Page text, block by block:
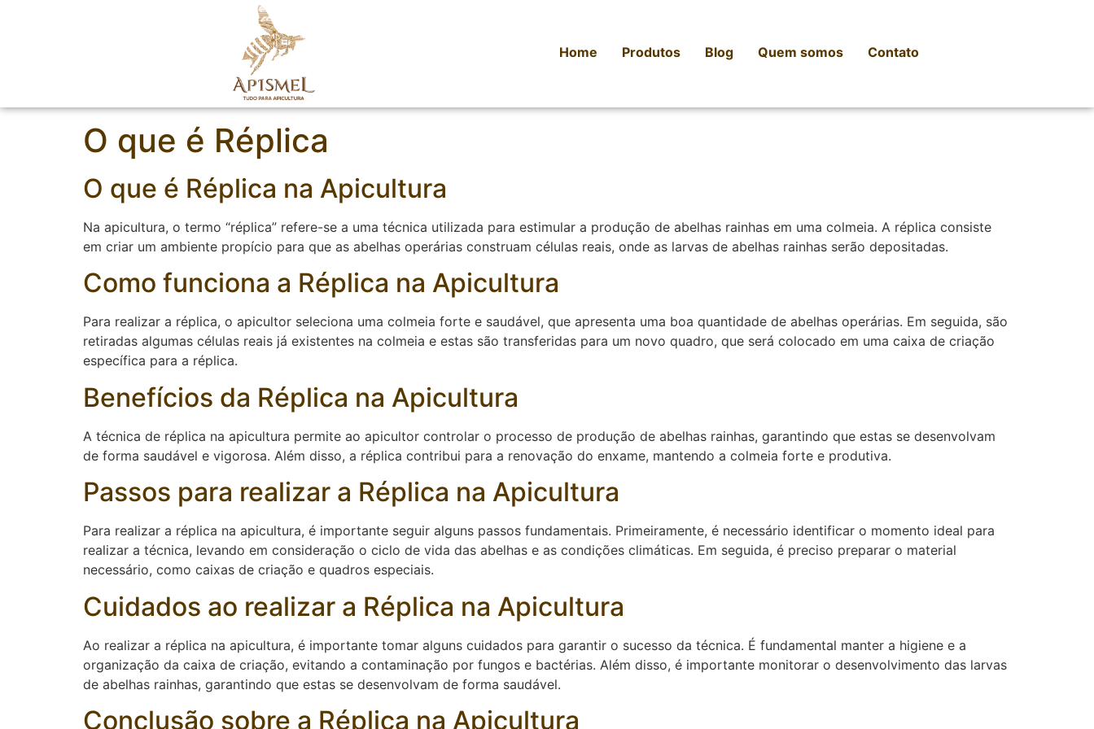
Home Produtos Blog Quem somos Contato
O que é Réplica
O que é Réplica na Apicultura
Na apicultura, o termo “réplica” refere-se a uma técnica utilizada para estimular a produção de abelhas rainhas em uma colmeia. A réplica consiste
em criar um ambiente propício para que as abelhas operárias construam células reais, onde as larvas de abelhas rainhas serão depositadas.
Como funciona a Réplica na Apicultura
Para realizar a réplica, o apicultor seleciona uma colmeia forte e saudável, que apresenta uma boa quantidade de abelhas operárias. Em seguida, são
retiradas algumas células reais já existentes na colmeia e estas são transferidas para um novo quadro, que será colocado em uma caixa de criação
específica para a réplica.
Benefícios da Réplica na Apicultura
A técnica de réplica na apicultura permite ao apicultor controlar o processo de produção de abelhas rainhas, garantindo que estas se desenvolvam
de forma saudável e vigorosa. Além disso, a réplica contribui para a renovação do enxame, mantendo a colmeia forte e produtiva.
Passos para realizar a Réplica na Apicultura
Para realizar a réplica na apicultura, é importante seguir alguns passos fundamentais. Primeiramente, é necessário identificar o momento ideal para
realizar a técnica, levando em consideração o ciclo de vida das abelhas e as condições climáticas. Em seguida, é preciso preparar o material
necessário, como caixas de criação e quadros especiais.
Cuidados ao realizar a Réplica na Apicultura
Ao realizar a réplica na apicultura, é importante tomar alguns cuidados para garantir o sucesso da técnica. É fundamental manter a higiene e a
organização da caixa de criação, evitando a contaminação por fungos e bactérias. Além disso, é importante monitorar o desenvolvimento das larvas
de abelhas rainhas, garantindo que estas se desenvolvam de forma saudável.
Conclusão sobre a Réplica na Apicultura